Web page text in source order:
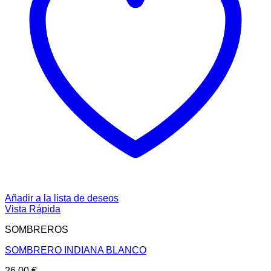
Añadir a la lista de deseos
Vista Rápida
SOMBREROS
SOMBRERO INDIANA BLANCO